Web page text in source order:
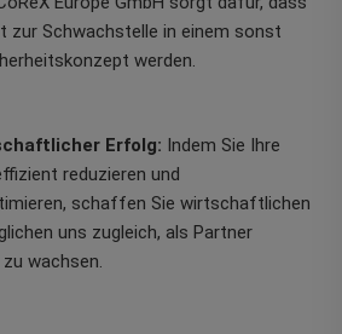
zur Schwachstelle in einem sonst
werden.
Erfolg: Indem Sie Ihre
reduzieren und
schaffen Sie wirtschaftlichen
uns zugleich, als Partner
wachsen.